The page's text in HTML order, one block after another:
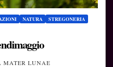
NATURA
STREGONERIA
MATER LUNAE